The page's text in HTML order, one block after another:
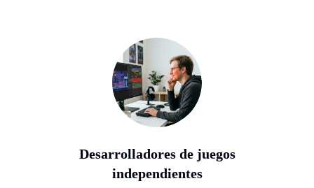
Desarrolladores de juegos
independientes